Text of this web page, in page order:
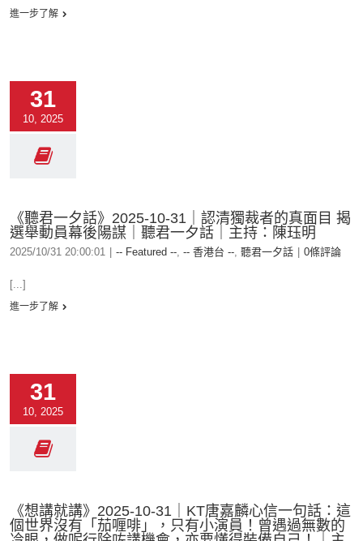
進一步了解
31
10, 2025
《聽君一夕話》2025-10-31｜認清獨裁者的真面目 揭
選舉動員幕後陽謀｜聽君一夕話｜主持：陳珏明
2025/10/31 20:00:01 -- Featured --, -- 香港台 --, 聽君一夕話 0條評論
[...]
進一步了解
31
10, 2025
《想講就講》2025-10-31｜KT唐嘉麟心信一句話：這
個世界沒有「茄喱啡」，只有小演員！曾遇過無數的